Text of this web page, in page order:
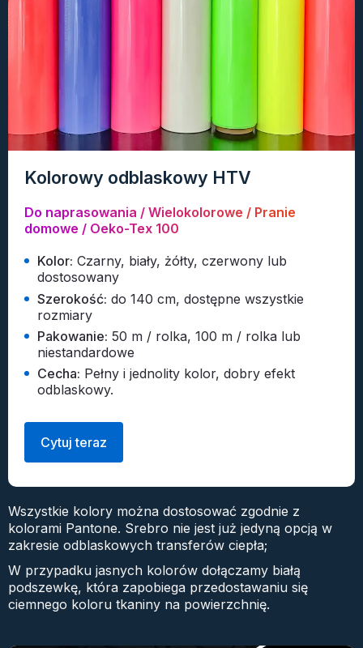
Kolorowy odblaskowy HTV
Do naprasowania / Wielokolorowe / Pranie
domowe / Oeko-Tex 100
Kolor: Czarny, biały, żółty, czerwony lub
dostosowany
Szerokość: do 140 cm, dostępne wszystkie
rozmiary
Pakowanie: 50 m / rolka, 100 m / rolka lub
niestandardowe
Cecha: Pełny i jednolity kolor, dobry efekt
odblaskowy.
Cytuj teraz
Wszystkie kolory można dostosować zgodnie z
kolorami Pantone. Srebro nie jest już jedyną opcją w
zakresie odblaskowych transferów ciepła;
W przypadku jasnych kolorów dołączamy białą
podszewkę, która zapobiega przedostawaniu się
ciemnego koloru tkaniny na powierzchnię.